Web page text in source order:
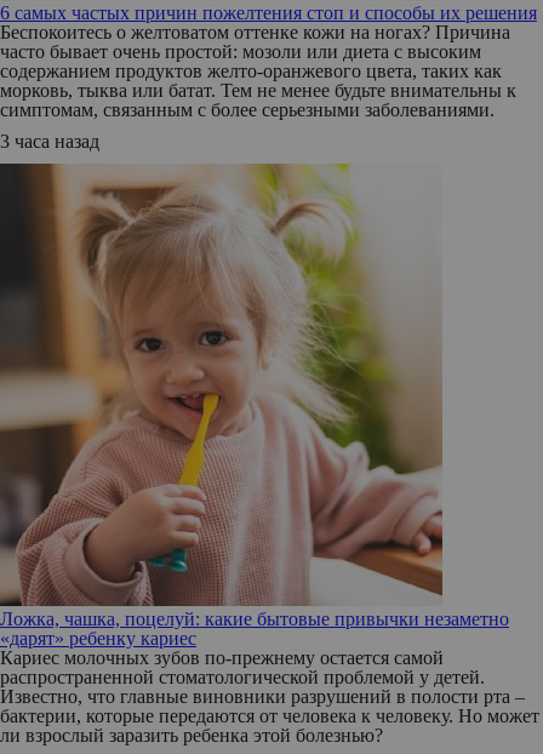
6 самых частых причин пожелтения стоп и способы их решения
Беспокоитесь о желтоватом оттенке кожи на ногах? Причина
часто бывает очень простой: мозоли или диета с высоким
содержанием продуктов желто-оранжевого цвета, таких как
морковь, тыква или батат. Тем не менее будьте внимательны к
симптомам, связанным с более серьезными заболеваниями.
3 часа назад
Ложка, чашка, поцелуй: какие бытовые привычки незаметно
«дарят» ребенку кариес
Кариес молочных зубов по-прежнему остается самой
распространенной стоматологической проблемой у детей.
Известно, что главные виновники разрушений в полости рта –
бактерии, которые передаются от человека к человеку. Но может
ли взрослый заразить ребенка этой болезнью?